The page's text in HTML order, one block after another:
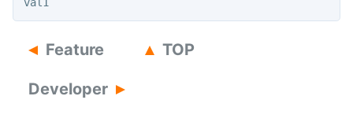
Feature TOP
Developer